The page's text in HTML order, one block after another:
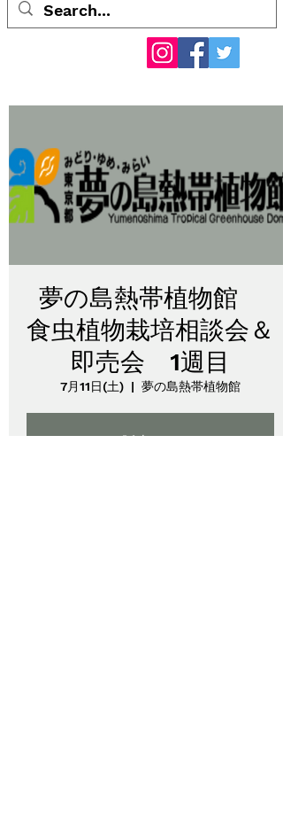
夢の島熱帯植物館
食虫植物栽培相談会＆
即売会 1週目
7月11日(土)
  |
夢の島熱帯植物館
チケットは販売されていません